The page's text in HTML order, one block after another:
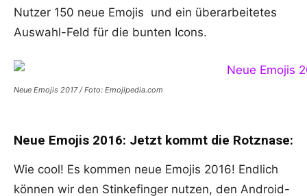
Nutzer 150 neue Emojis und ein überarbeitetes
Auswahl-Feld für die bunten Icons.
Neue Emojis 2017 / Foto: Emojipedia.com
Neue Emojis 2016: Jetzt kommt die Rotznase:
Wie cool! Es kommen neue Emojis 2016! Endlich
können wir den Stinkefinger nutzen, den Android-